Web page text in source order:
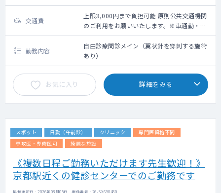
交通費
上限3,000円まで負担可能 原則公共交通機関
のご利用をお願いいたします。※車通勤・タ
クシー利用要相談
勤務内容
自由診療問診メイン（翼状針を穿刺する施術
あり）
お気に入り 詳細をみる
スポット 日勤（午前診） クリニック
専門医資格不問
専攻医・専修医可
綺麗な施設
《複数日程ご勤務いただけます先生歓迎！》
京都駅近くの健診センターでのご勤務です
掲載更新日 : 2026年08月05日 案件番号 : 26-SX650489